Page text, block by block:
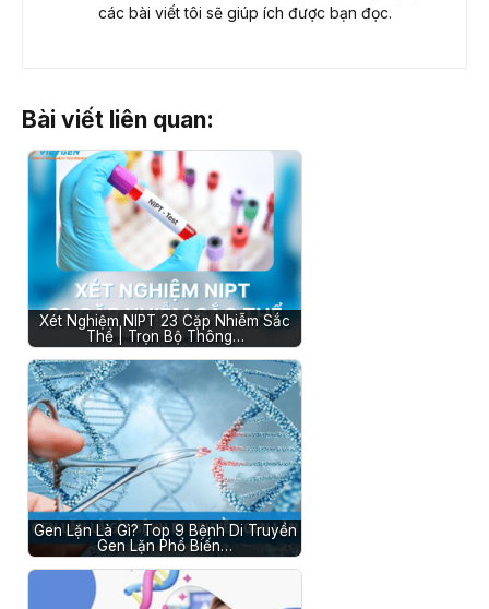
các bài viết tôi sẽ giúp ích được bạn đọc.
Bài viết liên quan:
Xét Nghiệm NIPT 23 Cặp Nhiễm Sắc
Thể | Trọn Bộ Thông…
Gen Lặn Là Gì? Top 9 Bệnh Di Truyền
Gen Lặn Phổ Biến…